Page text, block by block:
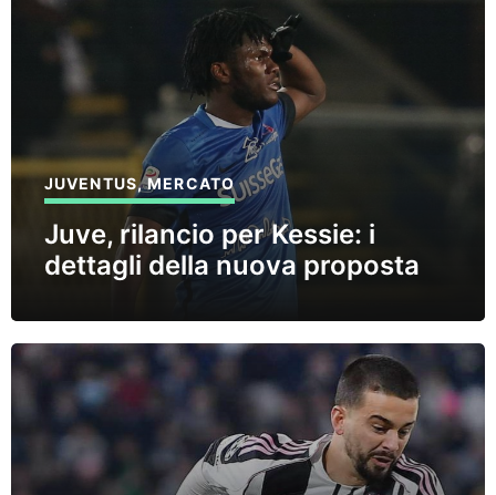
JUVENTUS,MERCATO
Juve, rilancio per Kessie: i
dettagli della nuova proposta